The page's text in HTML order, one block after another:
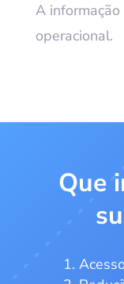
A
operacional.
Que